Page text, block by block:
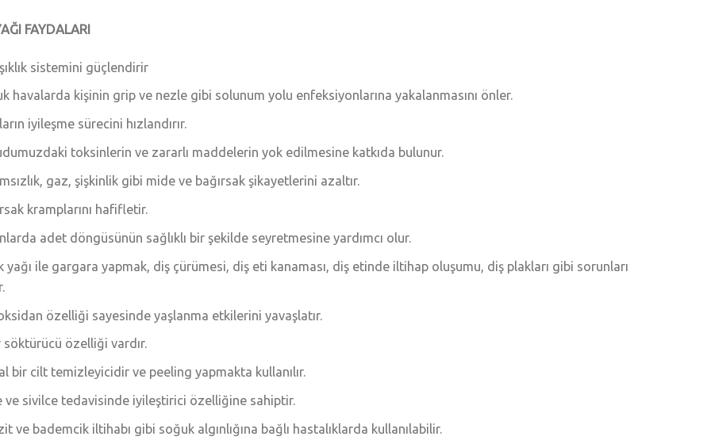
FAYDALARI
sistemini güçlendirir
havalarda kişinin grip ve nezle gibi solunum yolu enfeksiyonlarına yakalanmasını önler.
iyileşme sürecini hızlandırır.
toksinlerin ve zararlı maddelerin yok edilmesine katkıda bulunur.
gaz, şişkinlik gibi mide ve bağırsak şikayetlerini azaltır.
kramplarını hafifletir.
adet döngüsünün sağlıklı bir şekilde seyretmesine yardımcı olur.
yağı ile gargara yapmak, diş çürümesi, diş eti kanaması, diş etinde iltihap oluşumu, diş plakları gibi sorunları
özelliği sayesinde yaşlanma etkilerini yavaşlatır.
söktürücü özelliği vardır.
bir cilt temizleyicidir ve peeling yapmakta kullanılır.
ve sivilce tedavisinde iyileştirici özelliğine sahiptir.
ve bademcik iltihabı gibi soğuk algınlığına bağlı hastalıklarda kullanılabilir.